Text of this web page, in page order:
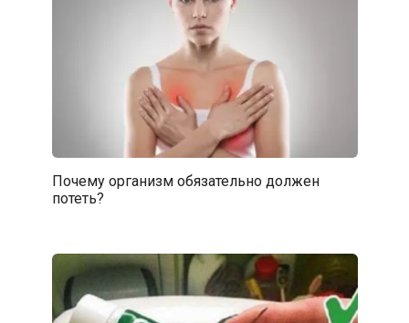
Почему организм обязательно должен
потеть?